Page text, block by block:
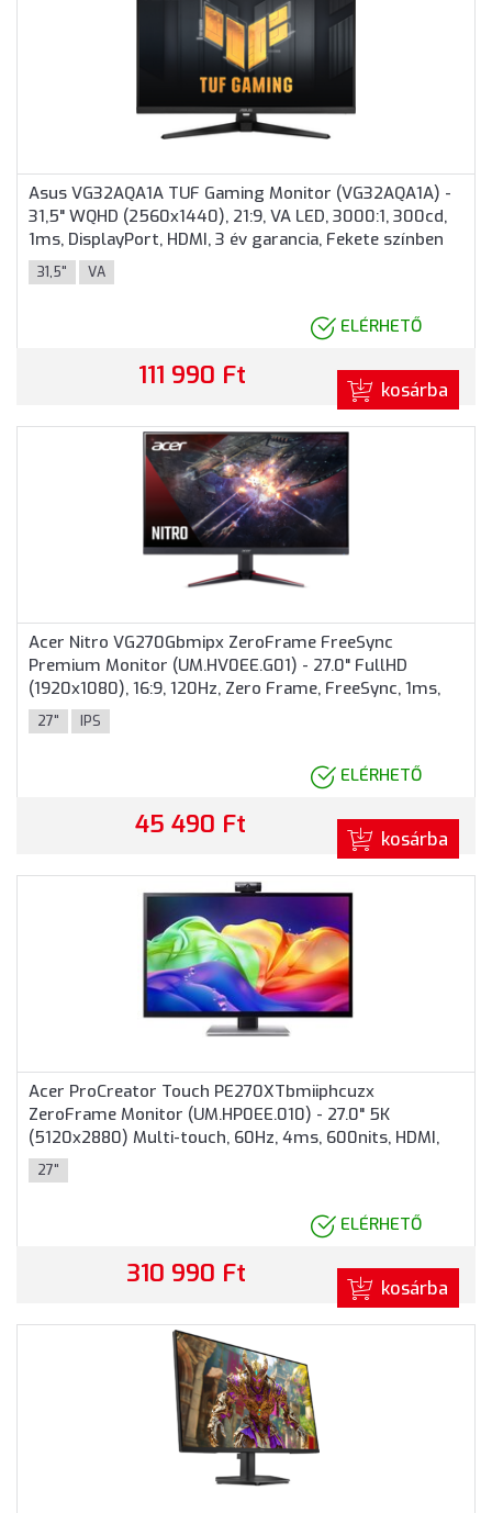
Asus VG32AQA1A TUF Gaming Monitor (VG32AQA1A) -
31,5" WQHD (2560x1440), 21:9, VA LED, 3000:1, 300cd,
1ms, DisplayPort, HDMI, 3 év garancia, Fekete színben
31,5" VA
ELÉRHETŐ
111 990 Ft kosárba
Acer Nitro VG270Gbmipx ZeroFrame FreeSync
Premium Monitor (UM.HV0EE.G01) - 27.0" FullHD
(1920x1080), 16:9, 120Hz, Zero Frame, FreeSync, 1ms,
250nits, HDMI, DisplayPort, 2 év garancia, Fekete
színben
27" IPS
ELÉRHETŐ
45 490 Ft kosárba
Acer ProCreator Touch PE270XTbmiiphcuzx
ZeroFrame Monitor (UM.HP0EE.010) - 27.0" 5K
(5120x2880) Multi-touch, 60Hz, 4ms, 600nits, HDMI,
DP, Type-C, USB, 2 év garancia, Fekete színben
27"
ELÉRHETŐ
310 990 Ft kosárba